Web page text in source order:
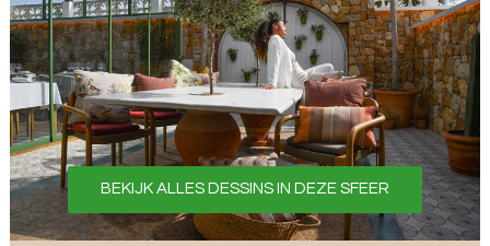
BEKIJK ALLES DESSINS IN DEZE SFEER